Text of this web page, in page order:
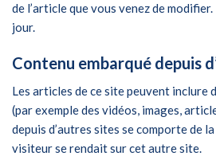
de l’article que vous venez de
jour.
Contenu embarqué depuis
Les articles de ce site peuvent inclure
(par exemple des vidéos, images,
depuis d’autres sites se comporte de
visiteur se rendait sur cet autre site.